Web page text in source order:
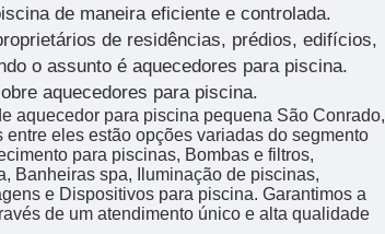
de maneira eficiente e controlada.
de residências, prédios, edifícios,
o assunto é aquecedores para piscina.
aquecedores para piscina.
aquecedor para piscina pequena São Conrado,
eles estão opções variadas do segmento
para piscinas, Bombas e filtros,
Banheiras spa, Iluminação de piscinas,
e Dispositivos para piscina. Garantimos a
de um atendimento único e alta qualidade